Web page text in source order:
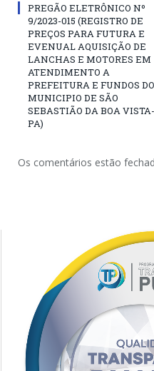
PREGÃO ELETRÔNICO Nº
9/2023-015 (REGISTRO DE
PREÇOS PARA FUTURA E
EVENUAL AQUISIÇÃO DE
LANCHAS E MOTORES EM
ATENDIMENTO A
PREFEITURA E FUNDOS DO
MUNICIPIO DE SÃO
SEBASTIÃO DA BOA VISTA-
PA)
Os comentários estão